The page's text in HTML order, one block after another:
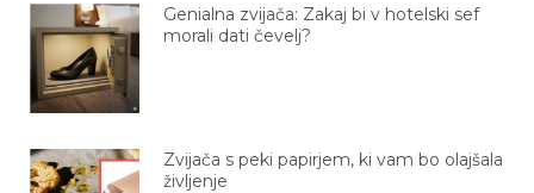
Genialna zvijača: Zakaj bi v hotelski sef
morali dati čevelj?
Zvijača s peki papirjem, ki vam bo olajšala
življenje